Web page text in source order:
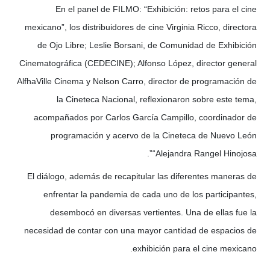
En el panel de FILMO: “Exhibición: retos para el cine
mexicano”, los distribuidores de cine Virginia Ricco, directora
de Ojo Libre; Leslie Borsani, de Comunidad de Exhibición
Cinematográfica (CEDECINE); Alfonso López, director general
AlfhaVille Cinema y Nelson Carro, director de programación de
la Cineteca Nacional, reflexionaron sobre este tema,
acompañados por Carlos García Campillo, coordinador de
programación y acervo de la Cineteca de Nuevo León
“Alejandra Rangel Hinojosa”.
El diálogo, además de recapitular las diferentes maneras de
enfrentar la pandemia de cada uno de los participantes,
desembocó en diversas vertientes. Una de ellas fue la
necesidad de contar con una mayor cantidad de espacios de
exhibición para el cine mexicano.